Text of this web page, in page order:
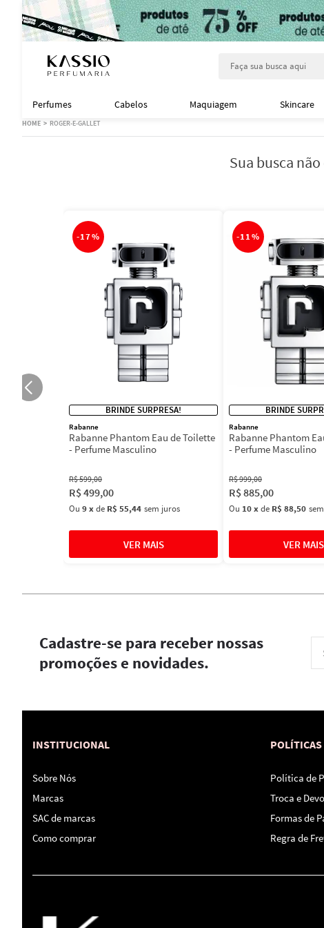
Perfumes Cabelos Maquiagem Skincare
ROGER-E-GALLET
Sua busca
-17%
BRINDE SURPRESA!
Rabanne
Rabanne Phantom Eau de Toilette
- Perfume Masculino
R$599,00
R$499,00
Ou 9xde R$ 55,44 sem juros
-11%
BRINDE
Rabanne
Rabanne Phantom
- Perfume Masculino
R$999,00
R$885,00
Ou 10xde R$ 88,50
Cadastre-se para receber nossas
promoções e novidades.
INSTITUCIONAL
Sobre Nós
Marcas
SAC de marcas
Como comprar
POLÍTICAS
Política de
Troca e
Formas de
Regra de